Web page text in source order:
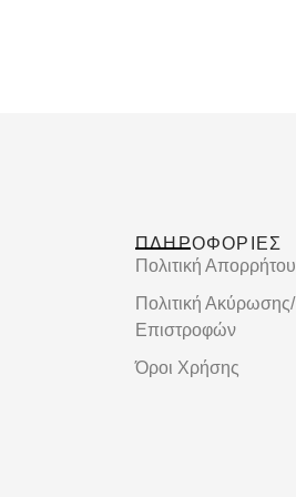
ΠΛΗΡΟΦΟΡΙΕΣ
Πολιτική Απορρήτου
Πολιτική Ακύρωσης/
Επιστροφών
Όροι Χρήσης